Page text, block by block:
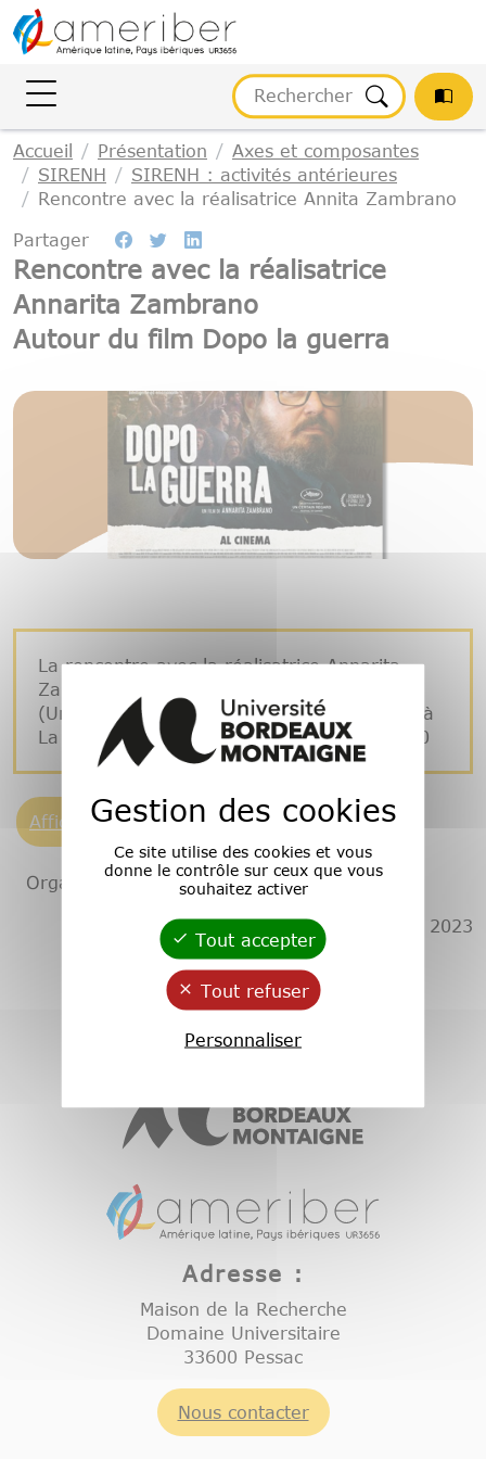
Accueil Présentation
Axes et composantes
SIRENH
SIRENH : activités antérieures
Rencontre avec la réalisatrice Annita Zambrano
Partager
Rencontre avec la réalisatrice
Annarita Zambrano
Autour du film Dopo la guerra
La rencontre avec la réalisatrice Annarita
Zambrano, animée par Martine Bovo
(Université Bordeaux Montaigne), aura lieu à
La Machine à musique de Bordeaux à 10h30
Affiche Dopo la guerra
Organisation et contact:Martine Bovo
Publié le 22 juillet 2023
Adresse :
Maison de la Recherche
Domaine Universitaire
33600 Pessac
Nous contacter
Gestion des cookies
Gestion des cookies
Ce site utilise des cookies et vous
donne le contrôle sur ceux que vous
souhaitez activer
Tout accepter
Tout refuser
Personnaliser